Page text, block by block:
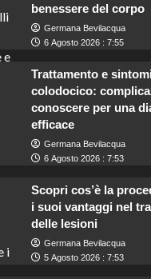
benessere del corpo
Germana Bevilacqua
6 Agosto 2026 : 7:55
Trattamento e
colodocico:
conoscere per una
efficace
Germana Bevilacqua
6 Agosto 2026 : 7:53
Scopri cos’è la
i suoi vantaggi nel
delle lesioni
Germana Bevilacqua
5 Agosto 2026 : 7:53